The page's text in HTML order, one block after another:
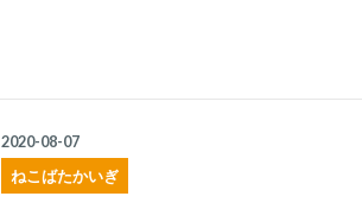
ねこばたかいぎ
2020-08-07